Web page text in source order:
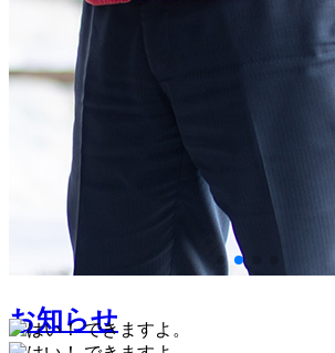
お知らせ
IMG_1676
IMG_1676